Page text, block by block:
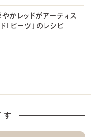
かレッドがアーティス
「ビーツ」のレシピ
す